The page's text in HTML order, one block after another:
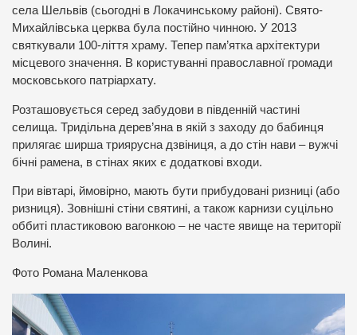
села Шельвів (сьогодні в Локачинському районі). Свято-
Михайлівська церква була постійно чинною. У 2013
святкували 100-ліття храму. Тепер пам’ятка архітектури
місцевого значення. В користуванні православної громади
московського патріархату.
Розташовується серед забудови в південній частині
селища. Тридільна дерев’яна в якій з заходу до бабинця
прилягає ширша триярусна дзвіниця, а до стін нави – вужчі
бічні рамена, в стінах яких є додаткові входи.
При вівтарі, ймовірно, мають бути прибудовані ризниці (або
ризниця). Зовнішні стіни святині, а також карнизи суцільно
оббиті пластиковою вагонкою – не часте явище на території
Волині.
Фото Романа Маленкова